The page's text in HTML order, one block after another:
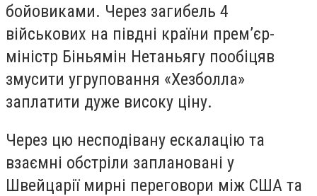
бойовиками. Через загибель 4
військових на півдні країни прем’єр-
міністр Біньямін Нетаньягу пообіцяв
змусити угруповання «Хезболла»
заплатити дуже високу ціну.
Через цю несподівану ескалацію та
взаємні обстріли заплановані у
Швейцарії мирні переговори між США та